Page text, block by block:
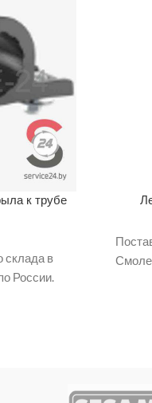
к трубе
склада в
России.